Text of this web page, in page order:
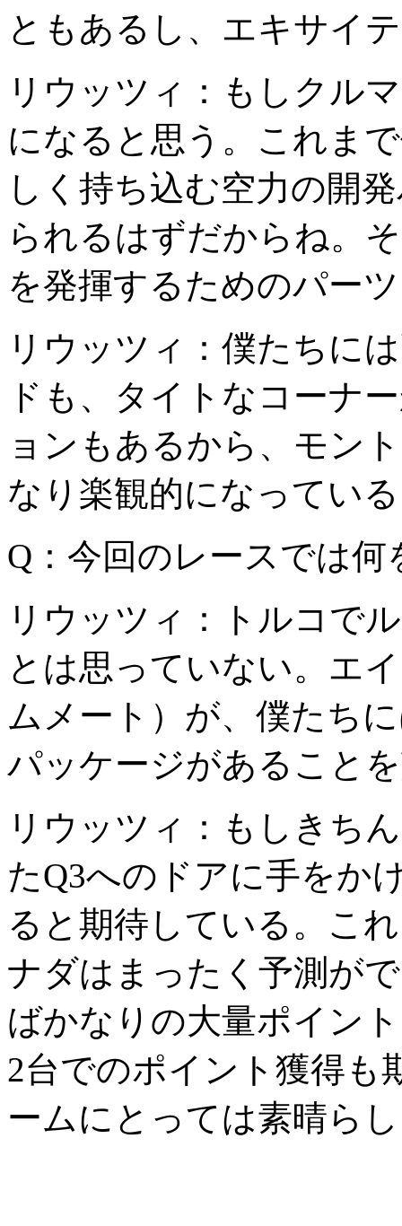
ともあるし、エキサイ
リウッツィ：もしクル
になると思う。これま
しく持ち込む空力の開
られるはずだからね。
を発揮するためのパー
リウッツィ：僕たちに
ドも、タイトなコーナ
ョンもあるから、モン
なり楽観的になってい
Q：今回のレースでは
リウッツィ：トルコで
とは思っていない。エ
ムメート）が、僕たち
パッケージがあること
リウッツィ：もしきち
たQ3へのドアに手をか
ると期待している。こ
ナダはまったく予測が
ばかなりの大量ポイン
2台でのポイント獲得も
ームにとっては素晴ら